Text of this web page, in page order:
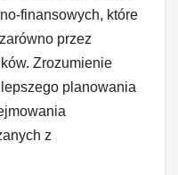
finansowych, które
przez
Zrozumienie
planowania
z